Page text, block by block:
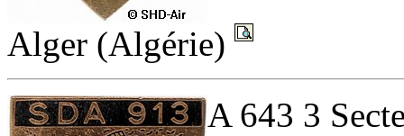
Alger (Algérie)
A 643 3